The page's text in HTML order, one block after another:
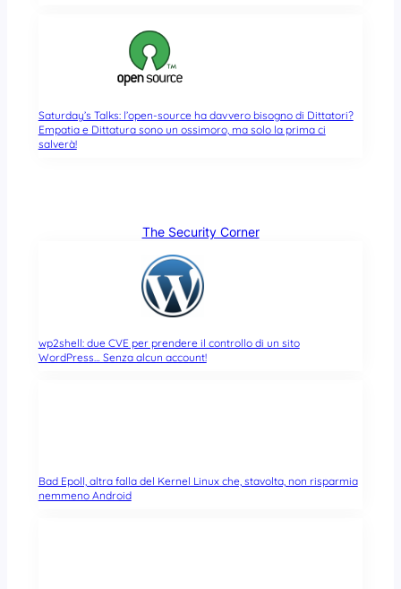
Saturday’s Talks: l’open-source ha davvero bisogno di Dittatori?
Empatia e Dittatura sono un ossimoro, ma solo la prima ci
salverà!
The Security Corner
wp2shell: due CVE per prendere il controllo di un sito
WordPress… Senza alcun account!
Bad Epoll, altra falla del Kernel Linux che, stavolta, non risparmia
nemmeno Android